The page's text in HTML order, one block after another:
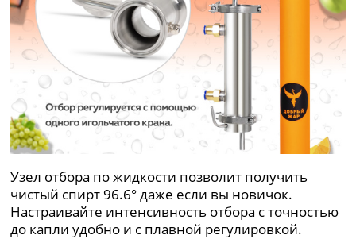
Узел отбора по жидкости позволит получить
чистый спирт 96.6° даже если вы новичок.
Настраивайте интенсивность отбора с точностью
до капли удобно и с плавной регулировкой.